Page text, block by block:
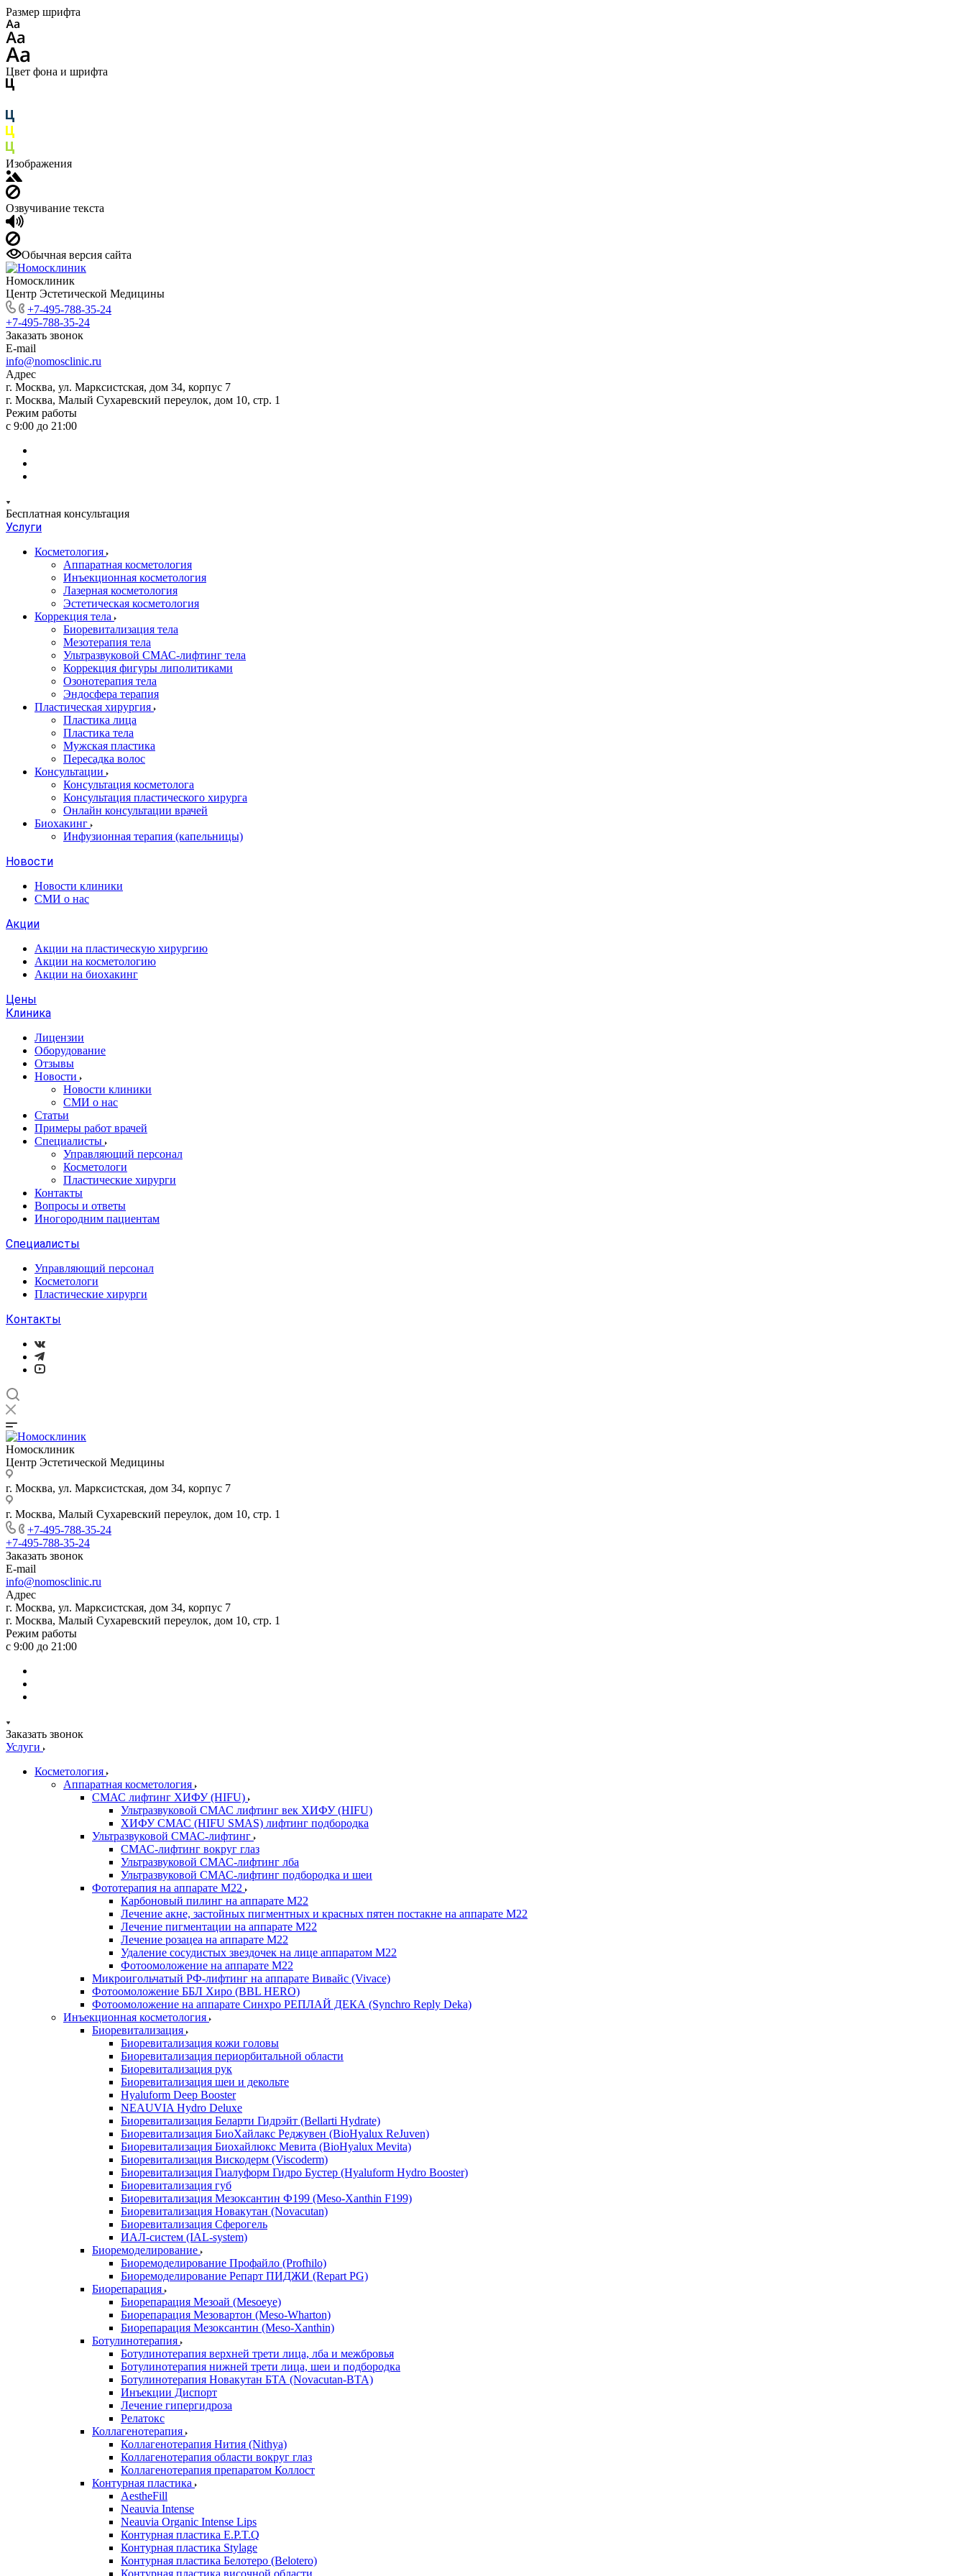
Размер шрифта
Цвет фона и шрифта
Изображения
Озвучивание текста
Обычная версия сайта
Номосклиник
Центр Эстетической Медицины
+7-495-788-35-24
+7-495-788-35-24
Заказать звонок
E-mail
info@nomosclinic.ru
Адрес
г. Москва, ул. Марксистская, дом 34, корпус 7
г. Москва, Малый Сухаревский переулок, дом 10, стр. 1
Режим работы
с 9:00 до 21:00
Бесплатная консультация
Услуги
Косметология
Аппаратная косметология
Инъекционная косметология
Лазерная косметология
Эстетическая косметология
Коррекция тела
Биоревитализация тела
Мезотерапия тела
Ультразвуковой СМАС-лифтинг тела
Коррекция фигуры липолитиками
Озонотерапия тела
Эндосфера терапия
Пластическая хирургия
Пластика лица
Пластика тела
Мужская пластика
Пересадка волос
Консультации
Консультация косметолога
Консультация пластического хирурга
Онлайн консультации врачей
Биохакинг
Инфузионная терапия (капельницы)
Новости
Новости клиники
СМИ о нас
Акции
Акции на пластическую хирургию
Акции на косметологию
Акции на биохакинг
Цены
Клиника
Лицензии
Оборудование
Отзывы
Новости
Новости клиники
СМИ о нас
Статьи
Примеры работ врачей
Специалисты
Управляющий персонал
Косметологи
Пластические хирурги
Контакты
Вопросы и ответы
Иногородним пациентам
Специалисты
Управляющий персонал
Косметологи
Пластические хирурги
Контакты
Номосклиник
Центр Эстетической Медицины
г. Москва, ул. Марксистская, дом 34, корпус 7
г. Москва, Малый Сухаревский переулок, дом 10, стр. 1
+7-495-788-35-24
+7-495-788-35-24
Заказать звонок
E-mail
info@nomosclinic.ru
Адрес
г. Москва, ул. Марксистская, дом 34, корпус 7
г. Москва, Малый Сухаревский переулок, дом 10, стр. 1
Режим работы
с 9:00 до 21:00
Заказать звонок
Услуги
Косметология
Аппаратная косметология
СМАС лифтинг ХИФУ (HIFU)
Ультразвуковой СМАС лифтинг век ХИФУ (HIFU)
ХИФУ СМАС (HIFU SMAS) лифтинг подбородка
Ультразвуковой СМАС-лифтинг
СМАС-лифтинг вокруг глаз
Ультразвуковой СМАС-лифтинг лба
Ультразвуковой СМАС-лифтинг подбородка и шеи
Фототерапия на аппарате M22
Карбоновый пилинг на аппарате М22
Лечение акне, застойных пигментных и красных пятен постакне на аппарате М22
Лечение пигментации на аппарате М22
Лечение розацеа на аппарате М22
Удаление сосудистых звездочек на лице аппаратом М22
Фотоомоложение на аппарате М22
Микроигольчатый РФ-лифтинг на аппарате Вивайс (Vivace)
Фотоомоложение ББЛ Хиро (BBL HERO)
Фотоомоложение на аппарате Синхро РЕПЛАЙ ДЕКА (Synchro Reply Deka)
Инъекционная косметология
Биоревитализация
Биоревитализация кожи головы
Биоревитализация периорбитальной области
Биоревитализация рук
Биоревитализация шеи и декольте
Hyaluform Deep Booster
NEAUVIA Hydro Deluxe
Биоревитализация Беларти Гидрэйт (Bellarti Hydrate)
Биоревитализация БиоХайлакс Реджувен (BioHyalux ReJuven)
Биоревитализация Биохайлюкс Мевита (BioHyalux Mevita)
Биоревитализация Вискодерм (Viscoderm)
Биоревитализация Гиалуформ Гидро Бустер (Hyaluform Hydro Booster)
Биоревитализация губ
Биоревитализация Мезоксантин Ф199 (Meso-Xanthin F199)
Биоревитализация Новакутан (Novacutan)
Биоревитализация Сферогель
ИАЛ-систем (IAL-system)
Биоремоделирование
Биоремоделирование Профайло (Profhilo)
Биоремоделирование Репарт ПИДЖИ (Repart PG)
Биорепарация
Биорепарация Мезоай (Mesoeye)
Биорепарация Мезовартон (Meso-Wharton)
Биорепарация Мезоксантин (Meso-Xanthin)
Ботулинотерапия
Ботулинотерапия верхней трети лица, лба и межбровья
Ботулинотерапия нижней трети лица, шеи и подбородка
Ботулинотерапия Новакутан БТА (Novacutan-BTA)
Инъекции Диспорт
Лечение гипергидроза
Релатокс
Коллагенотерапия
Коллагенотерапия Нития (Nithya)
Коллагенотерапия области вокруг глаз
Коллагенотерапия препаратом Коллост
Контурная пластика
AestheFill
Neauvia Intense
Neauvia Organic Intense Lips
Контурная пластика E.P.T.Q
Контурная пластика Stylage
Контурная пластика Белотеро (Belotero)
Контурная пластика височной области